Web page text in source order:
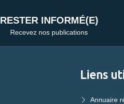
RESTER INFORMÉ(E)
Recevez nos publications
Liens
Annuaire